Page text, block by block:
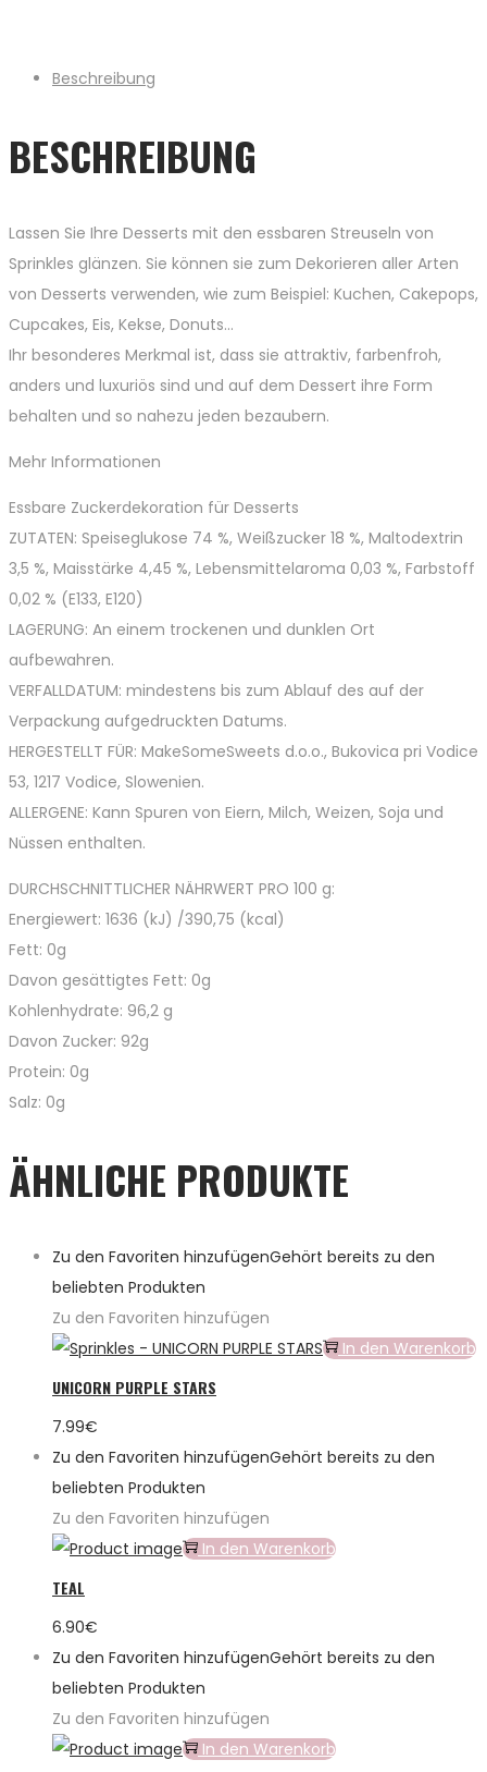
Beschreibung
BESCHREIBUNG
Lassen Sie Ihre Desserts mit den essbaren Streuseln von
Sprinkles glänzen. Sie können sie zum Dekorieren aller Arten
von Desserts verwenden, wie zum Beispiel: Kuchen, Cakepops,
Cupcakes, Eis, Kekse, Donuts…
Ihr besonderes Merkmal ist, dass sie attraktiv, farbenfroh,
anders und luxuriös sind und auf dem Dessert ihre Form
behalten und so nahezu jeden bezaubern.
Mehr Informationen
Essbare Zuckerdekoration für Desserts
ZUTATEN: Speiseglukose 74 %, Weißzucker 18 %, Maltodextrin
3,5 %, Maisstärke 4,45 %, Lebensmittelaroma 0,03 %, Farbstoff
0,02 % (E133, E120)
LAGERUNG: An einem trockenen und dunklen Ort
aufbewahren.
VERFALLDATUM: mindestens bis zum Ablauf des auf der
Verpackung aufgedruckten Datums.
HERGESTELLT FÜR: MakeSomeSweets d.o.o., Bukovica pri Vodice
53, 1217 Vodice, Slowenien.
ALLERGENE: Kann Spuren von Eiern, Milch, Weizen, Soja und
Nüssen enthalten.
DURCHSCHNITTLICHER NÄHRWERT PRO 100 g:
Energiewert: 1636 (kJ) /390,75 (kcal)
Fett: 0g
Davon gesättigtes Fett: 0g
Kohlenhydrate: 96,2 g
Davon Zucker: 92g
Protein: 0g
Salz: 0g
ÄHNLICHE PRODUKTE
Zu den Favoriten hinzufügenGehört bereits zu den
beliebten Produkten
Zu den Favoriten hinzufügen
In den Warenkorb
UNICORN PURPLE STARS
7.99€
Zu den Favoriten hinzufügenGehört bereits zu den
beliebten Produkten
Zu den Favoriten hinzufügen
In den Warenkorb
TEAL
6.90€
Zu den Favoriten hinzufügenGehört bereits zu den
beliebten Produkten
Zu den Favoriten hinzufügen
In den Warenkorb